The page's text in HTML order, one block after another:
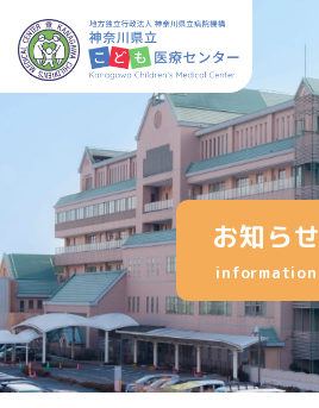
お知らせ
information